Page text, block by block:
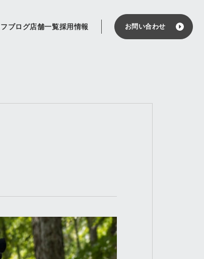
ブログ店舗一覧採用情報 お問い合わせ